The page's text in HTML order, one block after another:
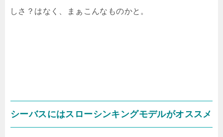
しさ？はなく、まぁこんなものかと。
シーバスにはスローシンキングモデルがオススメ